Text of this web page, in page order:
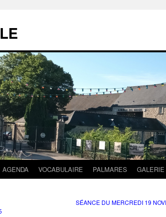
AGENDA VOCABULAIRE PALMARES GALERIE
SÉANCE DU MERCREDI 19